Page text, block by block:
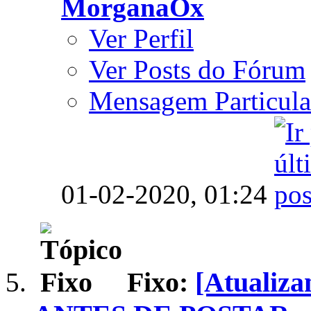
MorganaOx
Ver Perfil
Ver Posts do Fórum
Mensagem
01-02-2020, 01:24
Fixo: